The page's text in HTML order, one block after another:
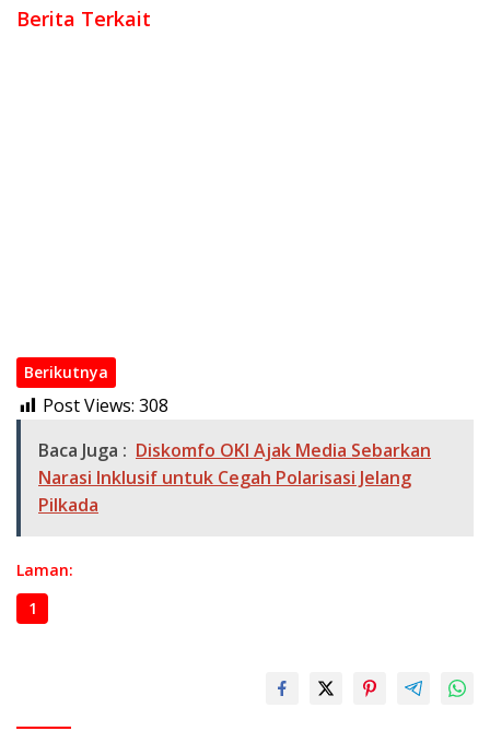
Berita Terkait
Berikutnya
Post Views: 308
Baca Juga : Diskomfo OKI Ajak Media Sebarkan
Narasi Inklusif untuk Cegah Polarisasi Jelang
Pilkada
Laman:
1